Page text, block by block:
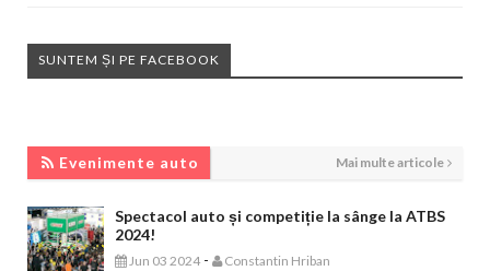
SUNTEM ȘI PE FACEBOOK
Evenimente auto Mai multe articole
Spectacol auto și competiție la sânge la ATBS
2024!
Jun 03 2024 - Constantin Hriban